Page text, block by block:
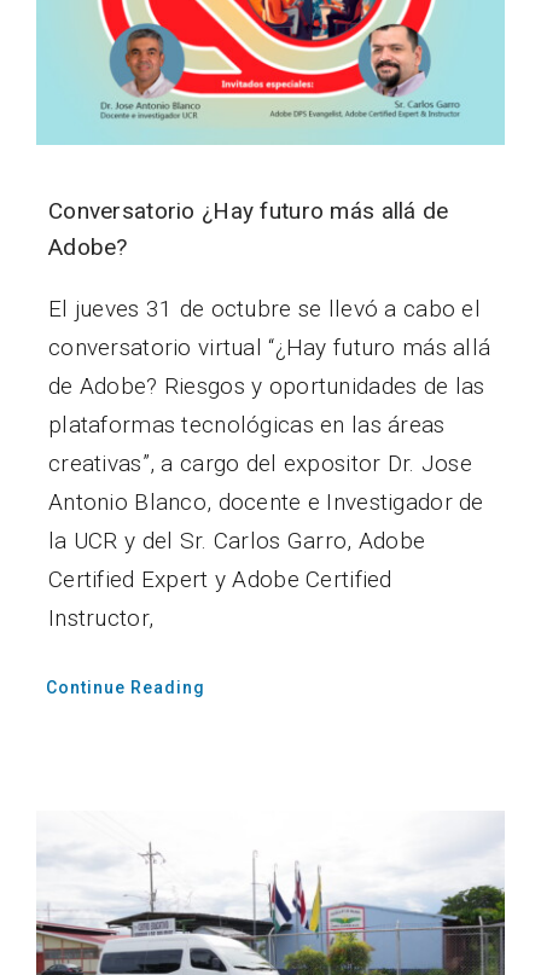
Conversatorio ¿Hay futuro más allá de
Adobe?
El jueves 31 de octubre se llevó a cabo el
conversatorio virtual “¿Hay futuro más allá
de Adobe? Riesgos y oportunidades de las
plataformas tecnológicas en las áreas
creativas”, a cargo del expositor Dr. Jose
Antonio Blanco, docente e Investigador de
la UCR y del Sr. Carlos Garro, Adobe
Certified Expert y Adobe Certified
Instructor,
Continue Reading